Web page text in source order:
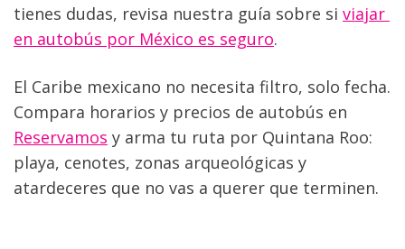
tienes dudas, revisa nuestra guía sobre si viajar
en autobús por México es seguro.
El Caribe mexicano no necesita filtro, solo fecha.
Reservamos y arma tu ruta por Quintana Roo:
playa, cenotes, zonas arqueológicas y
atardeceres que no vas a querer que terminen.